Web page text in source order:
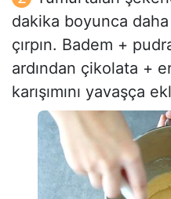
dakika boyunca daha
çırpın. Badem +
ardından çikolata +
karışımını yavaşça